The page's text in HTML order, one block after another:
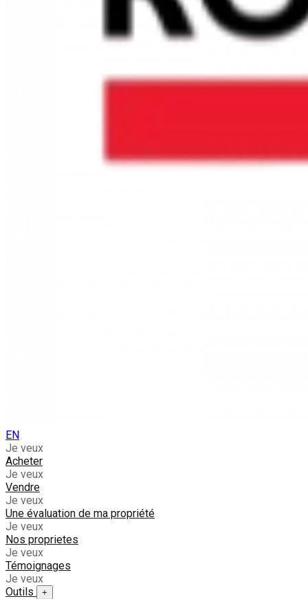
EN
Je veux
Acheter
Je veux
Vendre
Je veux
Une évaluation de ma propriété
Je veux
Nos proprietes
Je veux
Témoignages
Je veux
Outils
+